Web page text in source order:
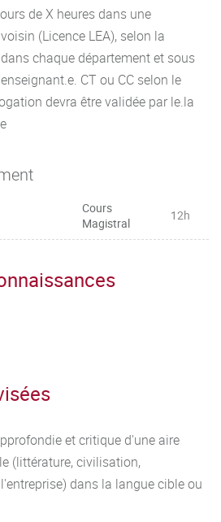
de X heures dans une
(Licence LEA), selon la
chaque département et sous
CT ou CC selon le
devra être validée par le.la
Cours
Magistral
12h
et critique d'une aire
(littérature, civilisation,
dans la langue cible ou